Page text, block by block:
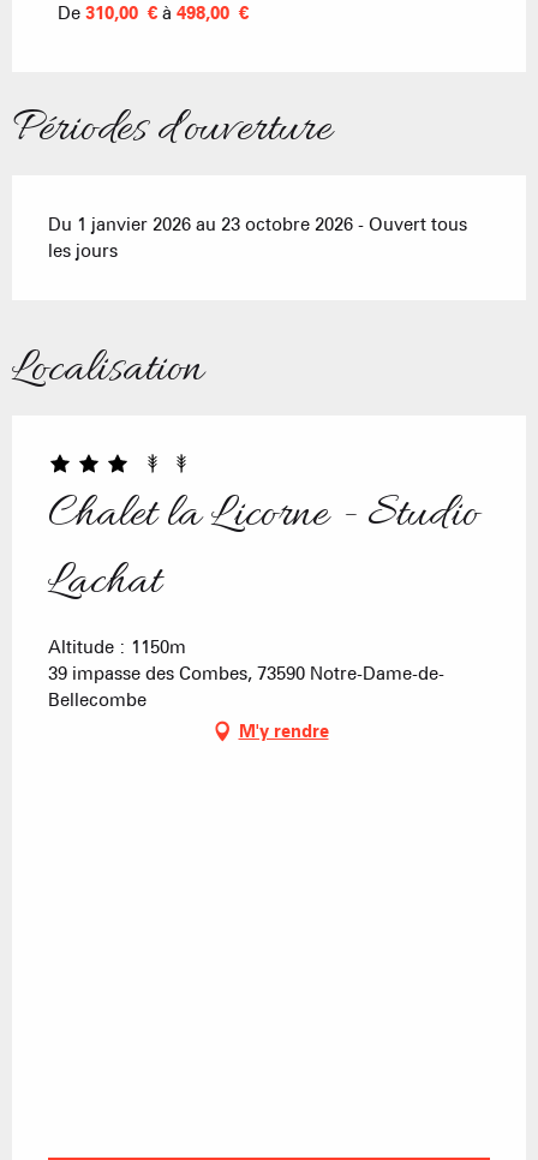
De 310,00 € à 498,00 €
Périodes d'ouverture
Du 1 janvier 2026 au 23 octobre 2026 - Ouvert tous
les jours
Localisation
Chalet la Licorne - Studio
Lachat
Altitude : 1150m
39 impasse des Combes, 73590 Notre-Dame-de-
Bellecombe
M'y rendre